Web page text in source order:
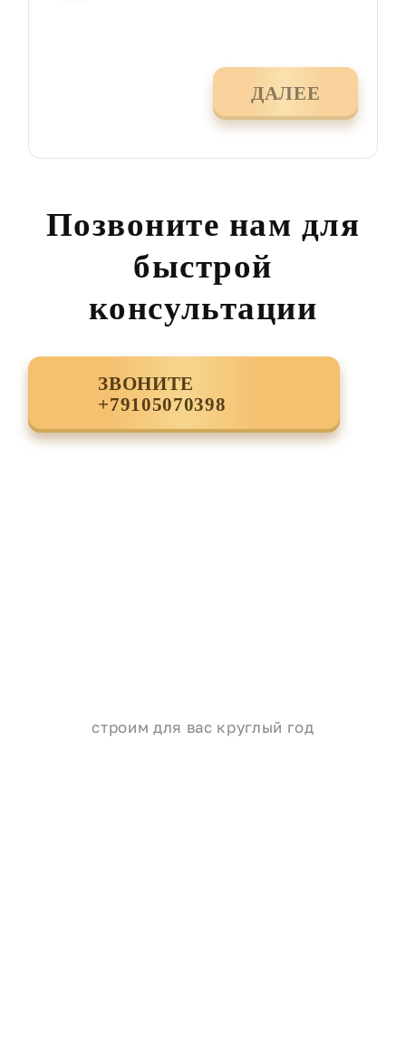
ДАЛЕЕ
Позвоните нам для
быстрой
консультации
ЗВОНИТЕ
+79105070398
строим для вас круглый год